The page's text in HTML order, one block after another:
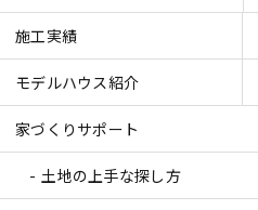
施工実績
モデルハウス紹介
家づくりサポート
土地の上手な探し方